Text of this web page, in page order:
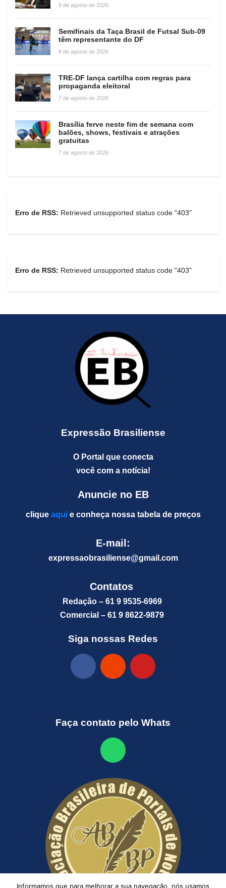
8 de agosto de 2026
Semifinais da Taça Brasil de Futsal Sub-09
têm representante do DF
8 de agosto de 2026
TRE-DF lança cartilha com regras para
propaganda eleitoral
7 de agosto de 2026
Brasília ferve neste fim de semana com
balões, shows, festivais e atrações
gratuitas
7 de agosto de 2026
Erro de RSS: Retrieved unsupported status code "403"
Erro de RSS: Retrieved unsupported status code "403"
Expressão Brasiliense
O Portal que conecta
você com a notícia!
Anuncie no EB
clique aquie conheça nossa tabela de preços
E-mail:
expressaobrasiliense@gmail.com
Contatos
Redação – 61 9 9535-6969
Comercial – 61 9 8622-9879
Siga nossas Redes
Faça contato pelo Whats
Informamos que para melhorar a sua navegação, nós usamos